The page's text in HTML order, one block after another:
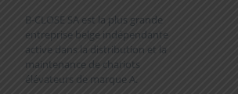
B-CLOSE SA est la plus grande
entreprise belge indépendante
active dans la distribution et la
maintenance de chariots
élévateurs de marque A.